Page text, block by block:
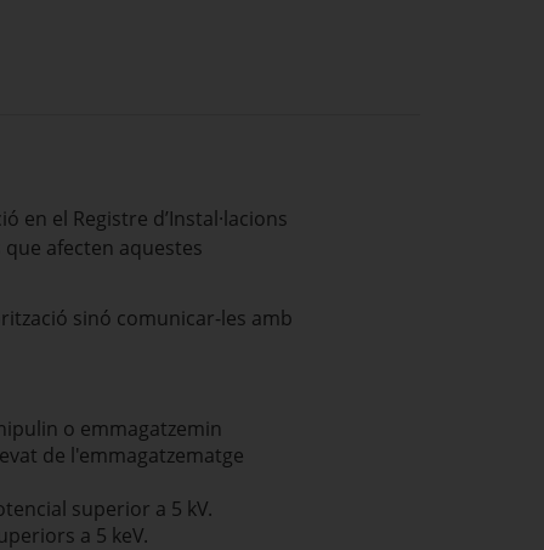
en el Registre d’Instal·lacions
afecten aquestes
sinó comunicar-les amb
o emmagatzemin
de l'emmagatzematge
superior a 5 kV.
a 5 keV.